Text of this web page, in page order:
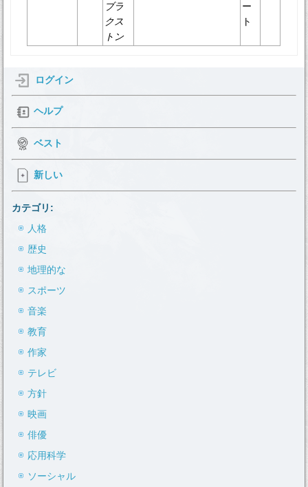
ブラ
クス
トン
ー
ト
ログイン
ヘルプ
ベスト
新しい
カテゴリ:
人格
歴史
地理的な
スポーツ
音楽
教育
作家
テレビ
方針
映画
俳優
応用科学
ソーシャル